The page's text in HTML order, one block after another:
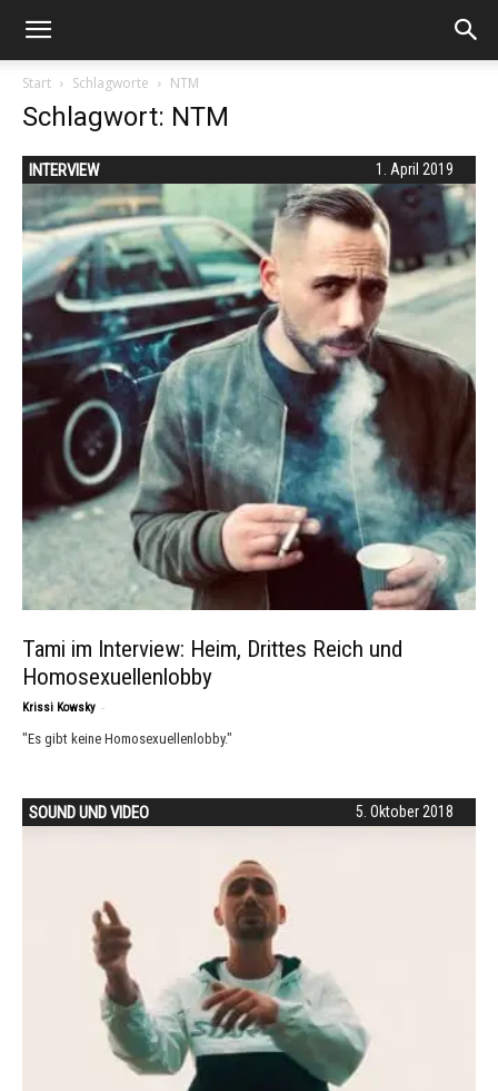
Start Schlagworte NTM
Schlagwort: NTM
1. April 2019
INTERVIEW
Tami im Interview: Heim, Drittes Reich und
Homosexuellenlobby
Krissi Kowsky -
"Es gibt keine Homosexuellenlobby."
5. Oktober 2018
SOUND UND VIDEO